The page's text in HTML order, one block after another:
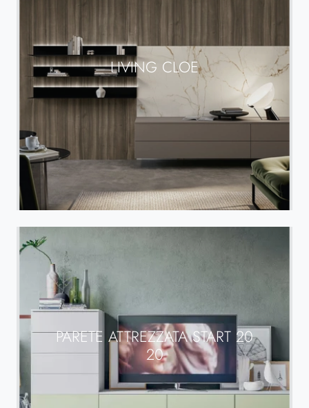
LIVING CLOE
PARETE ATTREZZATA START 20
20